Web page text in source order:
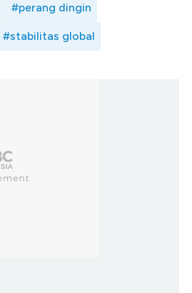
#perang dingin
#stabilitas global